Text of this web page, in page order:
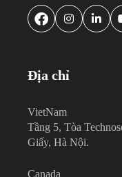
Địa chỉ
VietNam
Tầng 5, Tòa
Giấy, Hà Nội.
Canada